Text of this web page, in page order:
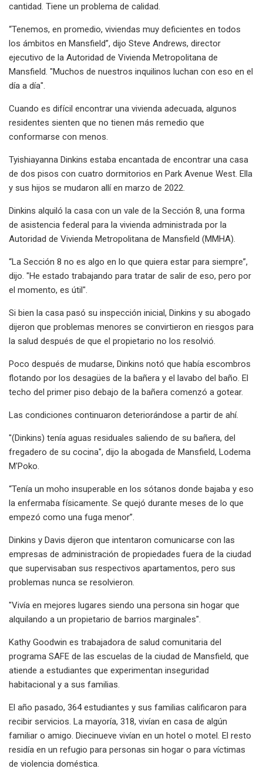
cantidad. Tiene un problema de calidad.
“Tenemos, en promedio, viviendas muy deficientes en todos
los ámbitos en Mansfield”, dijo Steve Andrews, director
ejecutivo de la Autoridad de Vivienda Metropolitana de
Mansfield. "Muchos de nuestros inquilinos luchan con eso en el
día a día".
Cuando es difícil encontrar una vivienda adecuada, algunos
residentes sienten que no tienen más remedio que
conformarse con menos.
Tyishiayanna Dinkins estaba encantada de encontrar una casa
de dos pisos con cuatro dormitorios en Park Avenue West. Ella
y sus hijos se mudaron allí en marzo de 2022.
Dinkins alquiló la casa con un vale de la Sección 8, una forma
de asistencia federal para la vivienda administrada por la
Autoridad de Vivienda Metropolitana de Mansfield (MMHA).
“La Sección 8 no es algo en lo que quiera estar para siempre”,
dijo. "He estado trabajando para tratar de salir de eso, pero por
el momento, es útil".
Si bien la casa pasó su inspección inicial, Dinkins y su abogado
dijeron que problemas menores se convirtieron en riesgos para
la salud después de que el propietario no los resolvió.
Poco después de mudarse, Dinkins notó que había escombros
flotando por los desagües de la bañera y el lavabo del baño. El
techo del primer piso debajo de la bañera comenzó a gotear.
Las condiciones continuaron deteriorándose a partir de ahí.
"(Dinkins) tenía aguas residuales saliendo de su bañera, del
fregadero de su cocina", dijo la abogada de Mansfield, Lodema
M'Poko.
“Tenía un moho insuperable en los sótanos donde bajaba y eso
la enfermaba físicamente. Se quejó durante meses de lo que
empezó como una fuga menor”.
Dinkins y Davis dijeron que intentaron comunicarse con las
empresas de administración de propiedades fuera de la ciudad
que supervisaban sus respectivos apartamentos, pero sus
problemas nunca se resolvieron.
"Vivía en mejores lugares siendo una persona sin hogar que
alquilando a un propietario de barrios marginales".
Kathy Goodwin es trabajadora de salud comunitaria del
programa SAFE de las escuelas de la ciudad de Mansfield, que
atiende a estudiantes que experimentan inseguridad
habitacional y a sus familias.
El año pasado, 364 estudiantes y sus familias calificaron para
recibir servicios. La mayoría, 318, vivían en casa de algún
familiar o amigo. Diecinueve vivían en un hotel o motel. El resto
residía en un refugio para personas sin hogar o para víctimas
de violencia doméstica.